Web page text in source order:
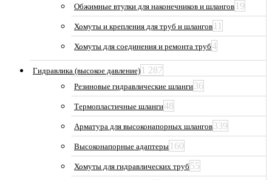
Обжимные втулки для наконечников и шлангов 19
Хомуты и крепления для труб и шлангов 11
Хомуты для соединения и ремонта труб4
Гидравлика (высокое давление) 1 287
Резиновые гидравлические шланги36
Термопластичные шланги48
Арматура для высоконапорных шлангов339
Высоконапорные адаптеры 160
Хомуты для гидравлических труб 55